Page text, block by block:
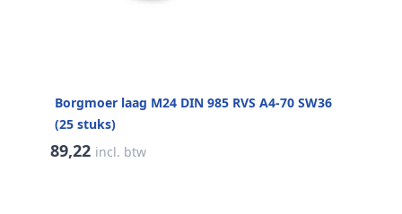
Borgmoer laag M24 DIN 985 RVS A4-70 SW36
(25 stuks)
89,22 incl. btw